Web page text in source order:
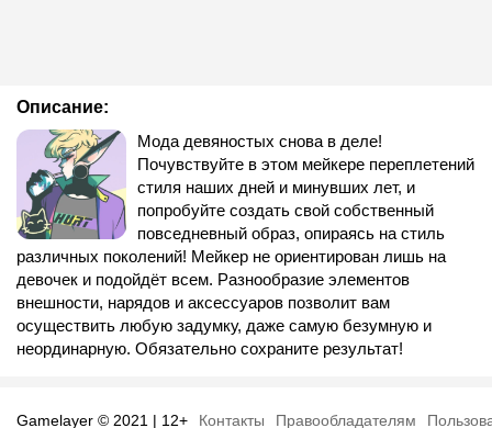
Описание:
Мода девяностых снова в деле!
Почувствуйте в этом мейкере переплетений
стиля наших дней и минувших лет, и
попробуйте создать свой собственный
повседневный образ, опираясь на стиль
различных поколений! Мейкер не ориентирован лишь на
девочек и подойдёт всем. Разнообразие элементов
внешности, нарядов и аксессуаров позволит вам
осуществить любую задумку, даже самую безумную и
неординарную. Обязательно сохраните результат!
Gamelayer © 2021 | 12+ Контакты Правообладателям